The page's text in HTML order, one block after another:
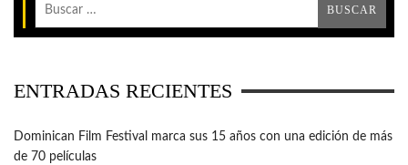
ENTRADAS RECIENTES
Dominican Film Festival marca sus 15 años con una edición de más
de 70 películas